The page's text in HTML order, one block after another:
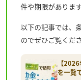
件や期限があります
以下の記事では、
のでぜひご覧くださ
【
を一覧